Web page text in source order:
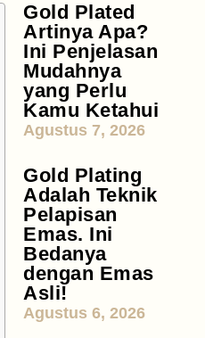
Gold Plated
Artinya Apa?
Ini Penjelasan
Mudahnya
yang Perlu
Kamu Ketahui
Agustus 7, 2026
Gold Plating
Adalah Teknik
Pelapisan
Emas. Ini
Bedanya
dengan Emas
Asli!
Agustus 6, 2026